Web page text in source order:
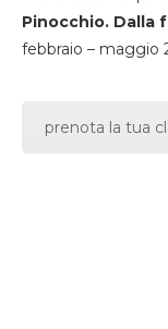
Pinocchio. Dalla
febbraio – maggio
prenota la tua